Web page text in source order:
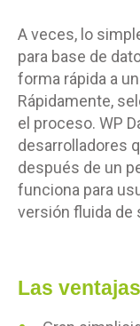
A veces, lo
para base de
forma rápida a
Rápidamente,
el proceso. WP
desarrolladores
después de un
funciona para
versión fluida de
Las